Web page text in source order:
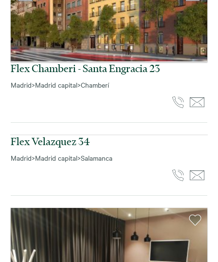
Flex Chamberi - Santa Engracia 23
Madrid>Madrid capital>Chamberí
Flex Velazquez 34
Madrid>Madrid capital>Salamanca